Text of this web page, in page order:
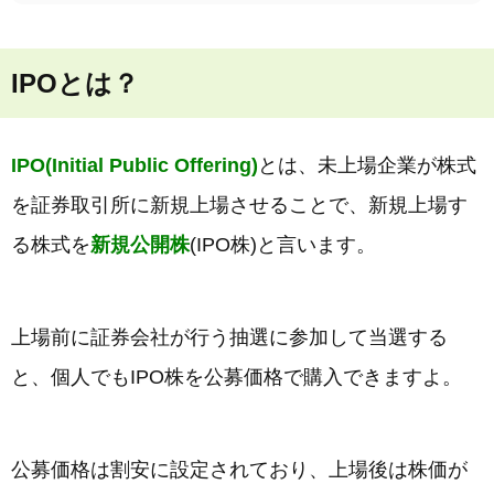
IPOとは？
IPO(Initial Public Offering) とは、未上場企業が株式
を証券取引所に新規上場させることで、新規上場す
る株式を新規公開株(IPO株)と言います。
上場前に証券会社が行う抽選に参加して当選する
と、個人でもIPO株を公募価格で購入できますよ。
公募価格は割安に設定されており、上場後は株価が